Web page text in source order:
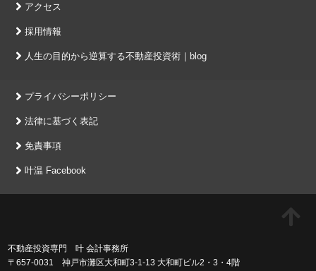
アクセス
採用情報
人生の目的から逆算する不動産投資術｜blog
プライバシーポリシー
法律に基づく表記
免責事項
叶温 Facebook
不動産投資専門 叶 会計事務所
〒657-0031 神戸市灘区大和町3-1-13 大和町ビル2・3・4階